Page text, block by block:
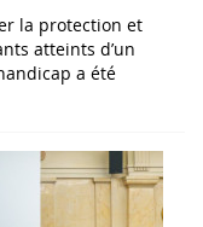
la protection et
atteints d’un
a été